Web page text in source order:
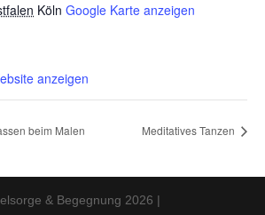
Köln Google Karte anzeigen
anzeigen
beim Malen Meditatives Tanzen
& Begegnung 2026 |